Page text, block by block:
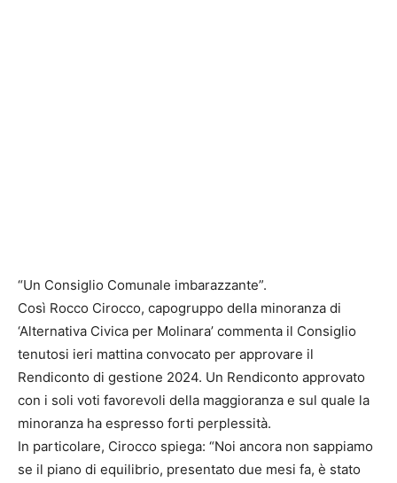
“Un Consiglio Comunale imbarazzante”.
Così Rocco Cirocco, capogruppo della minoranza di
‘Alternativa Civica per Molinara’ commenta il Consiglio
tenutosi ieri mattina convocato per approvare il
Rendiconto di gestione 2024. Un Rendiconto approvato
con i soli voti favorevoli della maggioranza e sul quale la
minoranza ha espresso forti perplessità.
In particolare, Cirocco spiega: “Noi ancora non sappiamo
se il piano di equilibrio, presentato due mesi fa, è stato